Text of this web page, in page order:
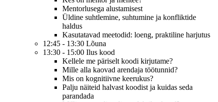
Mentorlusega alustamisest
Üldine suhtlemine, suhtumine ja konfliktide
haldus
Kasutatavad meetodid: loeng, praktiline harjutus
12:45 - 13:30 Lõuna
13:30 - 15:00 Ilus kood
Kellele me päriselt koodi kirjutame?
Mille alla kaovad arendaja töötunnid?
Mis on kognitiivne keerukus?
Palju näiteid halvast koodist ja kuidas seda
parandada